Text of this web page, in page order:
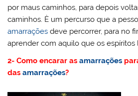
por maus caminhos, para depois
caminhos. È um percurso que a
amarrações deve percorrer, para no
aprender com aquilo que os espíritos
2- Como encarar asamarrações
dasamarrações?